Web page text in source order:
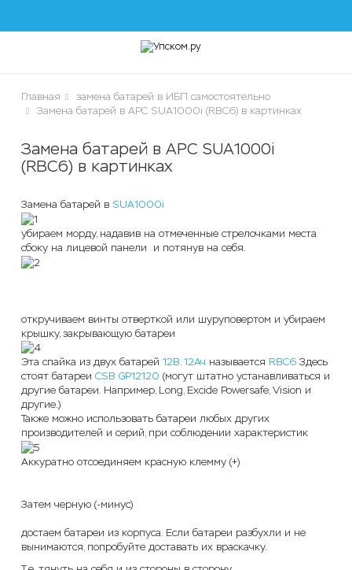
Главная
замена батарей в ИБП самостоятельно
Замена батарей в APC SUA1000i (RBC6) в картинках
Замена батарей в APC SUA1000i
(RBC6) в картинках
Замена батарей в SUA1000i
убираем морду, надавив на отмеченные стрелочками места
сбоку на лицевой панели и потянув на себя.
откручиваем винты отверткой или шуруповертом и убираем
крышку, закрывающую батареи
Эта спайка из двух батарей 12В, 12Ач называется RBC6 Здесь
стоят батареи CSB GP12120 (могут штатно устанавливаться и
другие батареи. Например, Long, Excide Powersafe, Vision и
другие.)
Также можно использовать батареи любых других
производителей и серий, при соблюдении характеристик
Аккуратно отсоединяем красную клемму (+)
Затем черную (-минус)
достаем батареи из корпуса. Если батареи разбухли и не
вынимаются, попробуйте доставать их враскачку.